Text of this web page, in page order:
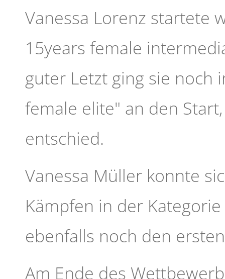
Vanessa Lorenz startete
15years female
guter Letzt ging sie noch
female elite" an den
entschied.
Vanessa Müller konnte
Kämpfen in der
ebenfalls noch den
Am Ende des